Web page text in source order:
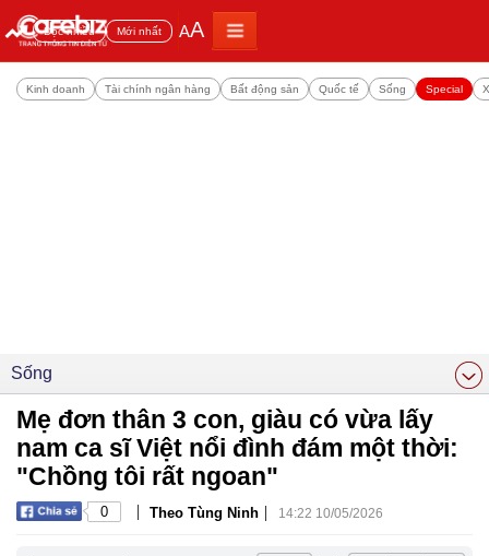
Đọc nhiều Mới nhất AA
Kinh doanh Tài chính ngân hàng Bất động sản Quốc tế Sống Special
Sống
Mẹ đơn thân 3 con, giàu có vừa lấy
nam ca sĩ Việt nổi đình đám một thời:
"Chồng tôi rất ngoan"
0 | Theo Tùng Ninh | 14:22 10/05/2026